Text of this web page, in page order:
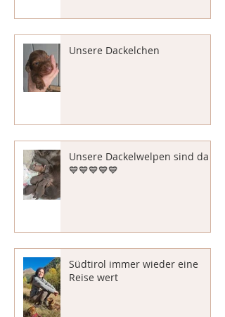
Unsere Dackelchen
Unsere Dackelwelpen sind da
💙💙💙💙💙
Südtirol immer wieder eine
Reise wert